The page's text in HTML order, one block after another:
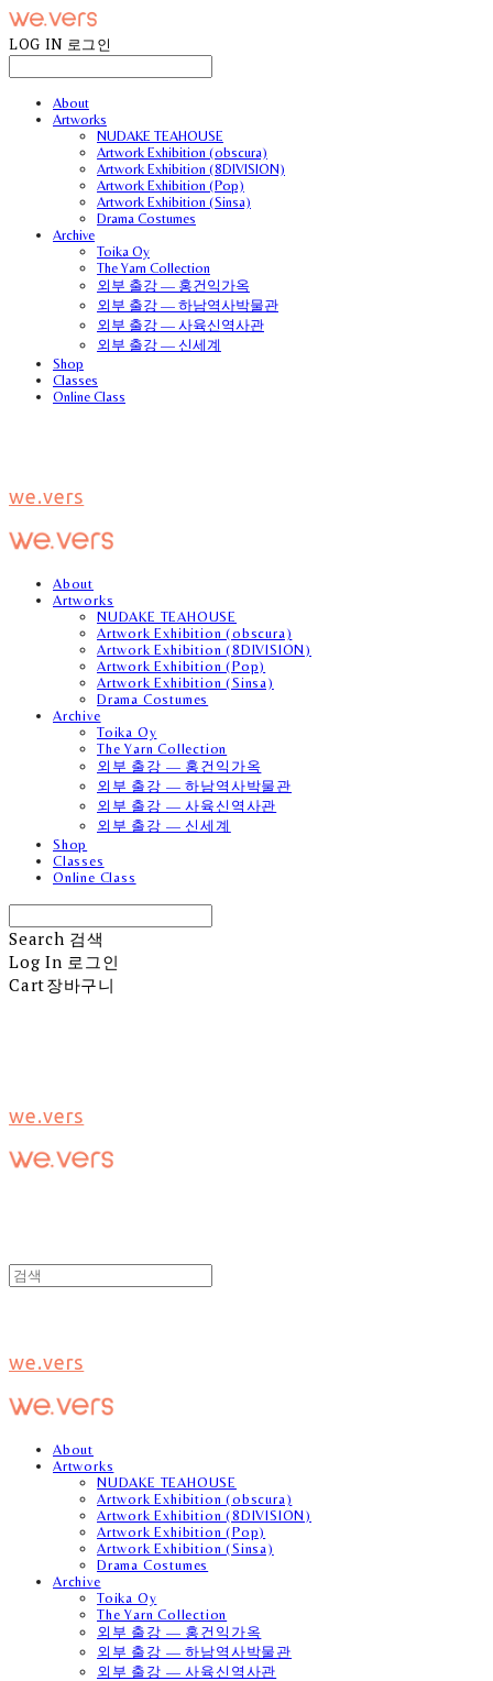
LOG IN 로그인
About
Artworks
NUDAKE TEAHOUSE
Artwork Exhibition (obscura)
Artwork Exhibition (8DIVISION)
Artwork Exhibition (Pop)
Artwork Exhibition (Sinsa)
Drama Costumes
Archive
Toika Oy
The Yarn Collection
외부 출강 — 홍건익가옥
외부 출강 — 하남역사박물관
외부 출강 — 사육신역사관
외부 출강 — 신세계
Shop
Classes
Online Class
we.vers
About
Artworks
NUDAKE TEAHOUSE
Artwork Exhibition (obscura)
Artwork Exhibition (8DIVISION)
Artwork Exhibition (Pop)
Artwork Exhibition (Sinsa)
Drama Costumes
Archive
Toika Oy
The Yarn Collection
외부 출강 — 홍건익가옥
외부 출강 — 하남역사박물관
외부 출강 — 사육신역사관
외부 출강 — 신세계
Shop
Classes
Online Class
Search 검색
Log In 로그인
Cart장바구니
we.vers
we.vers
About
Artworks
NUDAKE TEAHOUSE
Artwork Exhibition (obscura)
Artwork Exhibition (8DIVISION)
Artwork Exhibition (Pop)
Artwork Exhibition (Sinsa)
Drama Costumes
Archive
Toika Oy
The Yarn Collection
외부 출강 — 홍건익가옥
외부 출강 — 하남역사박물관
외부 출강 — 사육신역사관